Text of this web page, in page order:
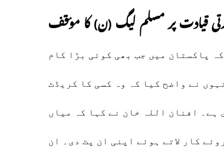
قیادت پر مسلم لیگ (ن) کا مؤقف
پاکستان میں جب بھی کوئی بڑا کام
نے واضح کیا کہ وہ کسی کا کریڈٹ
افنان اللہ خان نے کہا کہ میاں
کار لاتے ہوئے اپنی ان پٹ دی۔ ان